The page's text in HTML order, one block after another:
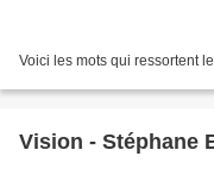
Voici les mots qui ressortent
Vision - Stéphane